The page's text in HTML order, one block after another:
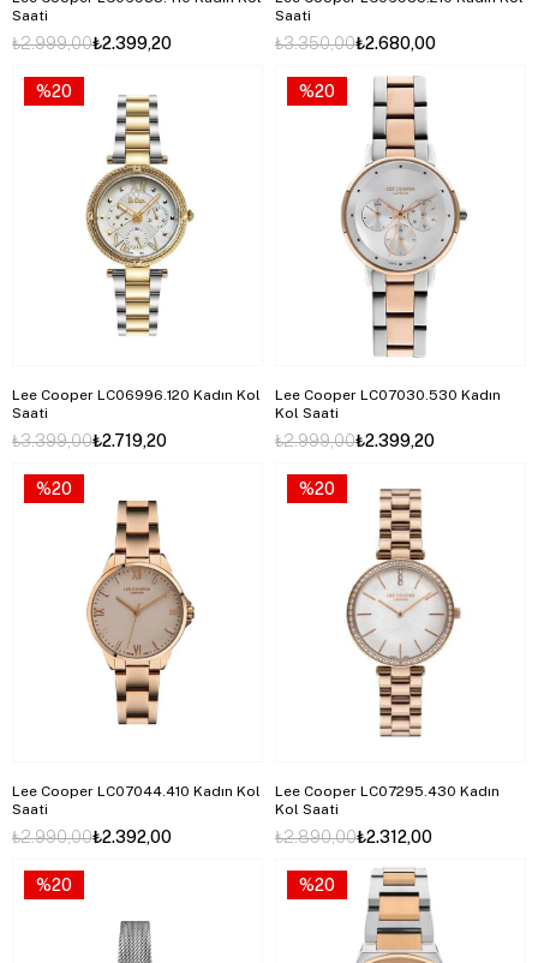
Saati
₺2.399,20
₺2.999,00
Saati
₺2.680,00
₺3.350,00
Lee Cooper LC06996.120 Kadın Kol
Saati
₺2.719,20
₺3.399,00
%20
Lee Cooper LC07030.530 Kadın
Kol Saati
₺2.399,20
₺2.999,00
%20
Lee Cooper LC07044.410 Kadın Kol
Saati
₺2.392,00
₺2.990,00
%20
Lee Cooper LC07295.430 Kadın
Kol Saati
₺2.312,00
₺2.890,00
%20
%20 %20